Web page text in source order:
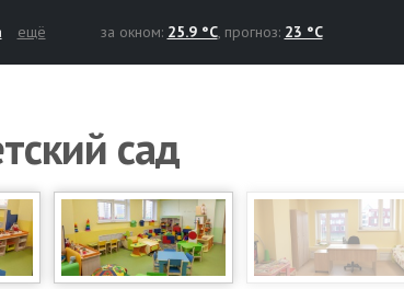
ещё за окном: 25.9 °C, прогноз: 23 °C
сад